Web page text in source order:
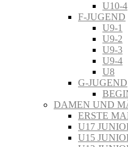
U10-4
F-JUGEND
U9-1
U9-2
U9-3
U9-4
U8
G-JUGEND
DAMEN UND
ERSTE
U17
U15